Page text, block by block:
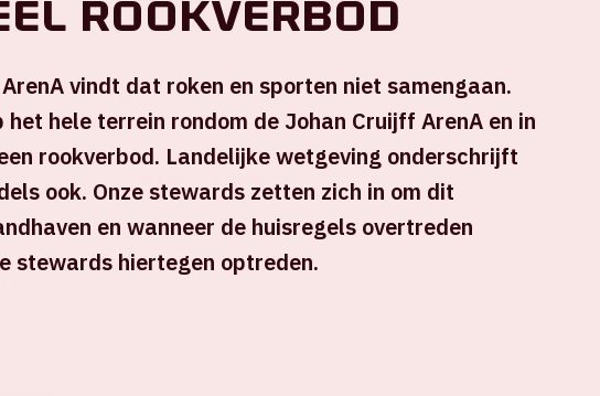
in
Zo 13 juni 2021
Johan Cruijff ArenA
UITVERKOCHT
rookverbod
vindt dat roken en sporten niet samengaan.
hele terrein rondom de Johan Cruijff ArenA en in
rookverbod. Landelijke wetgeving onderschrijft
ook. Onze stewards zetten zich in om dit
en wanneer de huisregels overtreden
stewards hiertegen optreden.